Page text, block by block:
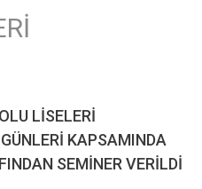
LİSELERİ
KAPSAMINDA
SEMİNER VERİLDİ